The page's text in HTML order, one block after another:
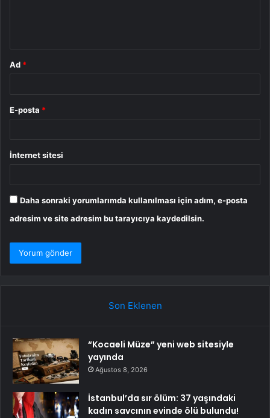
Ad *
E-posta *
İnternet sitesi
Daha sonraki yorumlarımda kullanılması için adım, e-posta
adresim ve site adresim bu tarayıcıya kaydedilsin.
Son Eklenen
“Kocaeli Müze” yeni web sitesiyle
yayında
Ağustos 8, 2026
İstanbul’da sır ölüm: 37 yaşındaki
kadın savcının evinde ölü bulundu!